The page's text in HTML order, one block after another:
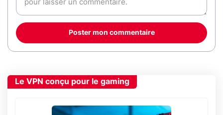
Poster mon commentaire
Le VPN conçu pour le gaming